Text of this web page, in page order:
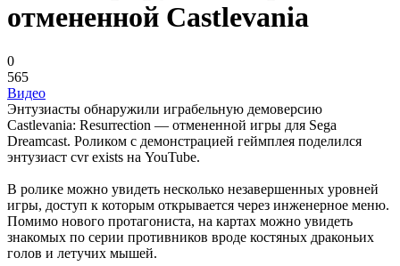
отмененной Castlevania
0
565
Видео
Энтузиасты обнаружили играбельную демоверсию
Castlevania: Resurrection — отмененной игры для Sega
Dreamcast. Роликом с демонстрацией геймплея поделился
энтузиаст cvr exists на YouTube.
В ролике можно увидеть несколько незавершенных уровней
игры, доступ к которым открывается через инженерное меню.
Помимо нового протагониста, на картах можно увидеть
знакомых по серии противников вроде костяных драконьих
голов и летучих мышей.